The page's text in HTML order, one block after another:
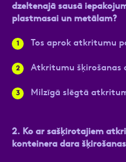
dzeltenajā sausā
plastmasai un metālam?
Tos aprok atkritumu
Atkritumu šķirošanas
Milzīgā slēgtā
2. Ko ar sašķirotajiem
konteinera dara